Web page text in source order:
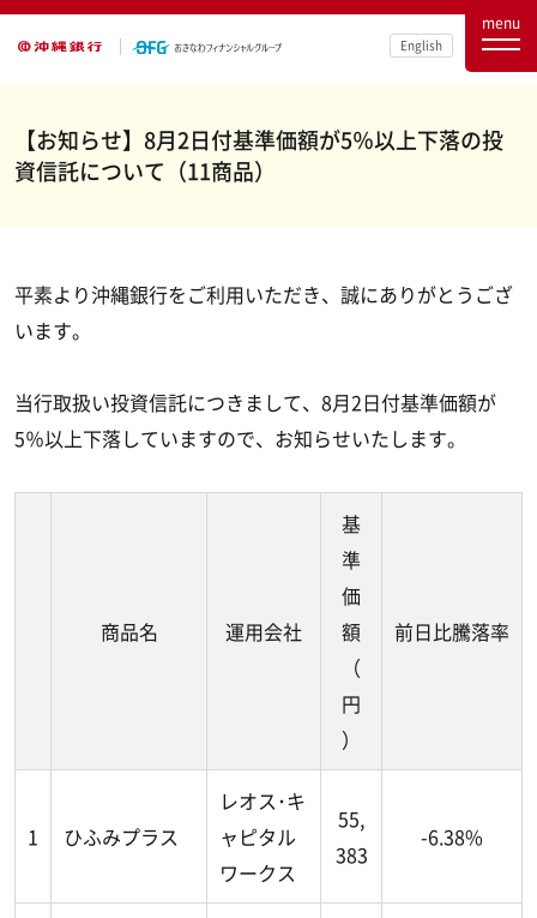
English
menu
【お知らせ】8月2日付基準価額が5％以上下落の投
資信託について（11商品）
平素より沖縄銀行をご利用いただき、誠にありがとうござ
います。
当行取扱い投資信託につきまして、8月2日付基準価額が
5％以上下落していますので、お知らせいたします。
商品名 運用会社
基
準
価
額
（
円
）
前日比騰落率
1 ひふみプラス
レオス･キ
ャピタル
ワークス
55,
383
-6.38%